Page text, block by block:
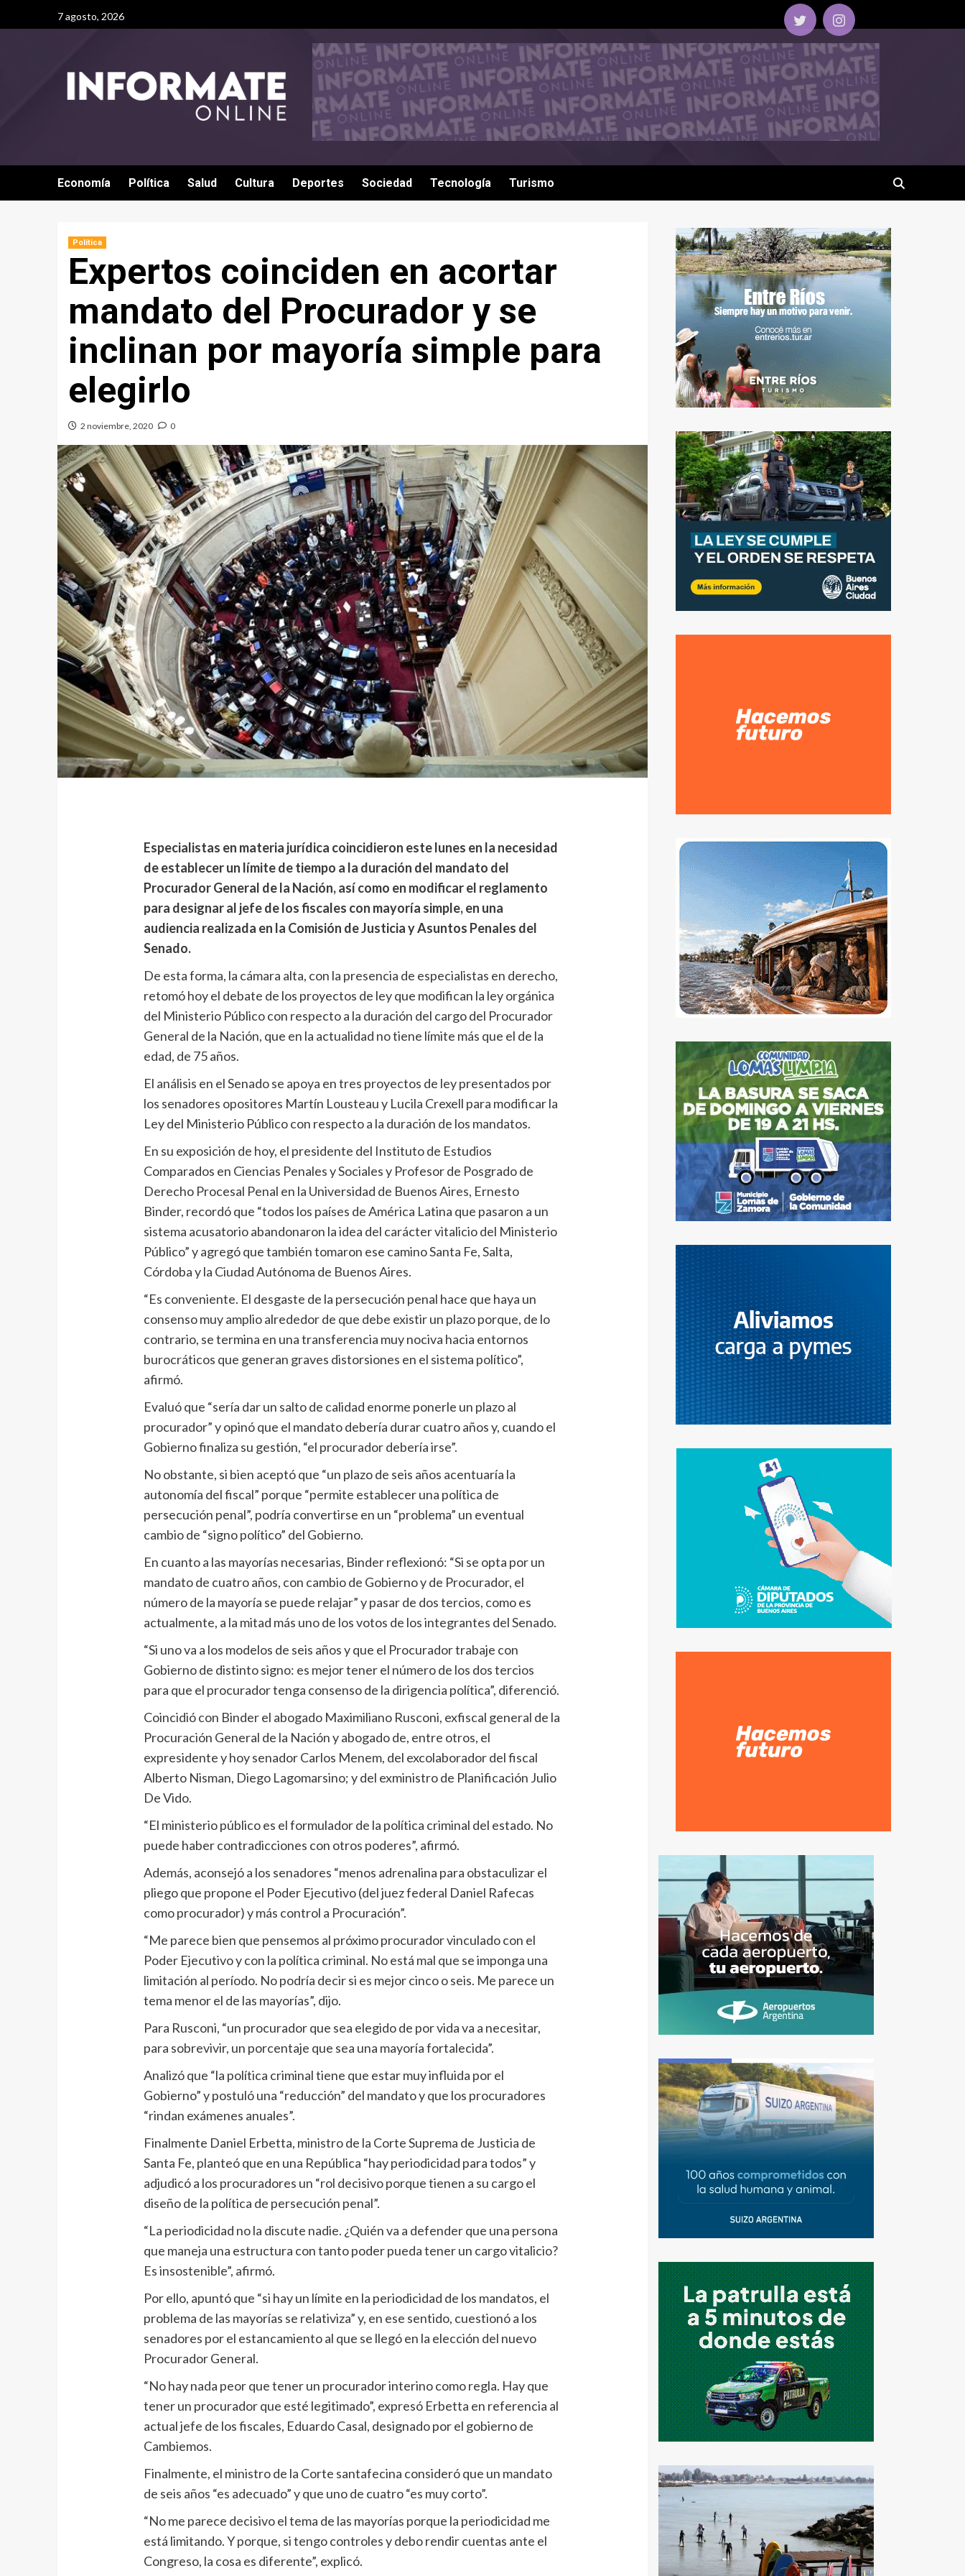
7 agosto, 2026
Economía Política Salud Cultura Deportes Sociedad Tecnología Turismo
Política
Expertos coinciden en acortar
mandato del Procurador y se
inclinan por mayoría simple para
elegirlo
2 noviembre, 2020 0
Especialistas en materia jurídica coincidieron este lunes en la necesidad
de establecer un límite de tiempo a la duración del mandato del
Procurador General de la Nación, así como en modificar el reglamento
para designar al jefe de los fiscales con mayoría simple, en una
audiencia realizada en la Comisión de Justicia y Asuntos Penales del
Senado.
De esta forma, la cámara alta, con la presencia de especialistas en derecho,
retomó hoy el debate de los proyectos de ley que modifican la ley orgánica
del Ministerio Público con respecto a la duración del cargo del Procurador
General de la Nación, que en la actualidad no tiene límite más que el de la
edad, de 75 años.
El análisis en el Senado se apoya en tres proyectos de ley presentados por
los senadores opositores Martín Lousteau y Lucila Crexell para modificar la
Ley del Ministerio Público con respecto a la duración de los mandatos.
En su exposición de hoy, el presidente del Instituto de Estudios
Comparados en Ciencias Penales y Sociales y Profesor de Posgrado de
Derecho Procesal Penal en la Universidad de Buenos Aires, Ernesto
Binder, recordó que “todos los países de América Latina que pasaron a un
sistema acusatorio abandonaron la idea del carácter vitalicio del Ministerio
Público” y agregó que también tomaron ese camino Santa Fe, Salta,
Córdoba y la Ciudad Autónoma de Buenos Aires.
“Es conveniente. El desgaste de la persecución penal hace que haya un
consenso muy amplio alrededor de que debe existir un plazo porque, de lo
contrario, se termina en una transferencia muy nociva hacia entornos
burocráticos que generan graves distorsiones en el sistema político”,
afirmó.
Evaluó que “sería dar un salto de calidad enorme ponerle un plazo al
procurador” y opinó que el mandato debería durar cuatro años y, cuando el
Gobierno finaliza su gestión, “el procurador debería irse”.
No obstante, si bien aceptó que “un plazo de seis años acentuaría la
autonomía del fiscal” porque “permite establecer una política de
persecución penal”, podría convertirse en un “problema” un eventual
cambio de “signo político” del Gobierno.
En cuanto a las mayorías necesarias, Binder reflexionó: “Si se opta por un
mandato de cuatro años, con cambio de Gobierno y de Procurador, el
número de la mayoría se puede relajar” y pasar de dos tercios, como es
actualmente, a la mitad más uno de los votos de los integrantes del Senado.
“Si uno va a los modelos de seis años y que el Procurador trabaje con
Gobierno de distinto signo: es mejor tener el número de los dos tercios
para que el procurador tenga consenso de la dirigencia política”, diferenció.
Coincidió con Binder el abogado Maximiliano Rusconi, exfiscal general de la
Procuración General de la Nación y abogado de, entre otros, el
expresidente y hoy senador Carlos Menem, del excolaborador del fiscal
Alberto Nisman, Diego Lagomarsino; y del exministro de Planificación Julio
De Vido.
“El ministerio público es el formulador de la política criminal del estado. No
puede haber contradicciones con otros poderes”, afirmó.
Además, aconsejó a los senadores “menos adrenalina para obstaculizar el
pliego que propone el Poder Ejecutivo (del juez federal Daniel Rafecas
como procurador) y más control a Procuración”.
“Me parece bien que pensemos al próximo procurador vinculado con el
Poder Ejecutivo y con la política criminal. No está mal que se imponga una
limitación al período. No podría decir si es mejor cinco o seis. Me parece un
tema menor el de las mayorías”, dijo.
Para Rusconi, “un procurador que sea elegido de por vida va a necesitar,
para sobrevivir, un porcentaje que sea una mayoría fortalecida”.
Analizó que “la política criminal tiene que estar muy influida por el
Gobierno” y postuló una “reducción” del mandato y que los procuradores
“rindan exámenes anuales”.
Finalmente Daniel Erbetta, ministro de la Corte Suprema de Justicia de
Santa Fe, planteó que en una República “hay periodicidad para todos” y
adjudicó a los procuradores un “rol decisivo porque tienen a su cargo el
diseño de la política de persecución penal”.
“La periodicidad no la discute nadie. ¿Quién va a defender que una persona
que maneja una estructura con tanto poder pueda tener un cargo vitalicio?
Es insostenible”, afirmó.
Por ello, apuntó que “si hay un límite en la periodicidad de los mandatos, el
problema de las mayorías se relativiza” y, en ese sentido, cuestionó a los
senadores por el estancamiento al que se llegó en la elección del nuevo
Procurador General.
“No hay nada peor que tener un procurador interino como regla. Hay que
tener un procurador que esté legitimado”, expresó Erbetta en referencia al
actual jefe de los fiscales, Eduardo Casal, designado por el gobierno de
Cambiemos.
Finalmente, el ministro de la Corte santafecina consideró que un mandato
de seis años “es adecuado” y que uno de cuatro “es muy corto”.
“No me parece decisivo el tema de las mayorías porque la periodicidad me
está limitando. Y porque, si tengo controles y debo rendir cuentas ante el
Congreso, la cosa es diferente”, explicó.